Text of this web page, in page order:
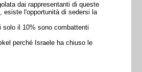
dai rappresentanti di queste
esiste l'opportunità di sedersi la
il 10% sono combattenti
perché Israele ha chiuso le